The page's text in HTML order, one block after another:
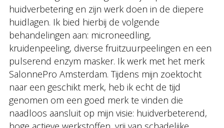
huidverbetering en zijn werk doen in de diepere
huidlagen. Ik bied hierbij de volgende
behandelingen aan: microneedling,
kruidenpeeling, diverse fruitzuurpeelingen en een
pulserend enzym masker. Ik werk met het merk
SalonnePro Amsterdam. Tijdens mijn zoektocht
naar een geschikt merk, heb ik echt de tijd
genomen om een goed merk te vinden die
naadloos aansluit op mijn visie: huidverbeterend,